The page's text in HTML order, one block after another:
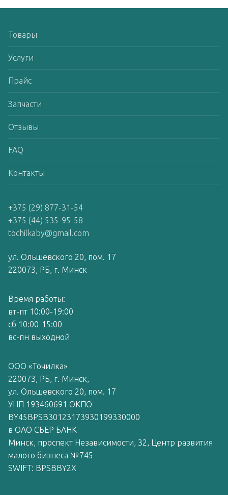
Товары
Услуги
Прайс
Запчасти
Отзывы
FAQ
Контакты
+375 (29) 877-31-54
+375 (44) 535-95-58
tochilkaby@gmail.com
ул. Ольшевского 20, пом. 17
220073, РБ, г. Минск
Время работы:
вт-пт 10:00-19:00
сб 10:00-15:00
вс-пн выходной
ООО «Точилка»
220073, РБ, г. Минск,
ул. Ольшевского 20, пом. 17
УНП 193460691 ОКПО
BY45BPSB30123173930199330000
в ОАО СБЕР БАНК
Минск, проспект Независимости, 32, Центр развития
малого бизнеса №745
SWIFT: BPSBBY2X